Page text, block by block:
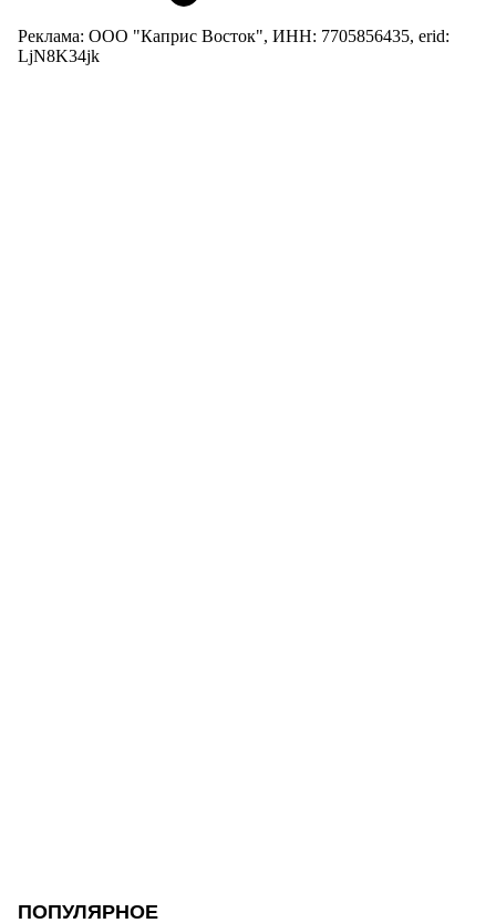
Реклама: ООО "Каприс Восток", ИНН: 7705856435, erid:
LjN8K34jk
ПОПУЛЯРНОЕ